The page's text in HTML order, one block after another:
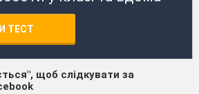
ТЕСТ
щоб слідкувати за